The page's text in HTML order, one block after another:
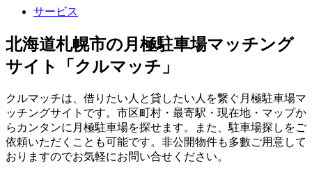
サービス
北海道札幌市の月極駐車場マッチング
サイト「クルマッチ」
クルマッチは、借りたい人と貸したい人を繋ぐ月極駐車場マ
ッチングサイトです。市区町村・最寄駅・現在地・マップか
らカンタンに月極駐車場を探せます。また、駐車場探しをご
依頼いただくことも可能です。非公開物件も多數ご用意して
おりますのでお気軽にお問い合せください。